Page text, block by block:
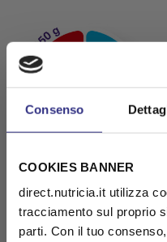
Consenso
COOKIES BANNER
direct.nutricia.it utilizza
tracciamento sul proprio
parti. Con il tuo